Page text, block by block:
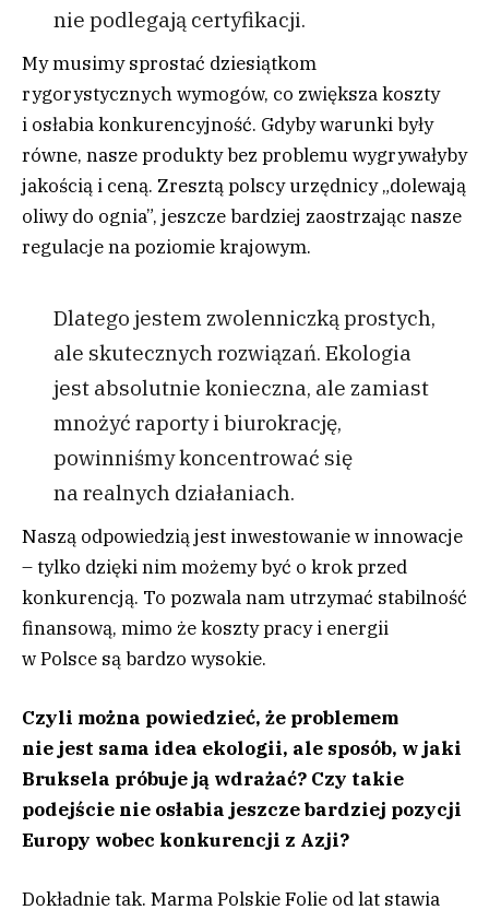
nie podlegają certyfikacji.
My musimy sprostać dziesiątkom
rygorystycznych wymogów, co zwiększa koszty
i osłabia konkurencyjność. Gdyby warunki były
równe, nasze produkty bez problemu wygrywałyby
jakością i ceną. Zresztą polscy urzędnicy „dolewają
oliwy do ognia”, jeszcze bardziej zaostrzając nasze
regulacje na poziomie krajowym.
Dlatego jestem zwolenniczką prostych,
ale skutecznych rozwiązań. Ekologia
jest absolutnie konieczna, ale zamiast
mnożyć raporty i biurokrację,
powinniśmy koncentrować się
na realnych działaniach.
Naszą odpowiedzią jest inwestowanie w innowacje
– tylko dzięki nim możemy być o krok przed
konkurencją. To pozwala nam utrzymać stabilność
finansową, mimo że koszty pracy i energii
w Polsce są bardzo wysokie.
Czyli można powiedzieć, że problemem
nie jest sama idea ekologii, ale sposób, w jaki
Bruksela próbuje ją wdrażać? Czy takie
podejście nie osłabia jeszcze bardziej pozycji
Europy wobec konkurencji z Azji?
Dokładnie tak. Marma Polskie Folie od lat stawia